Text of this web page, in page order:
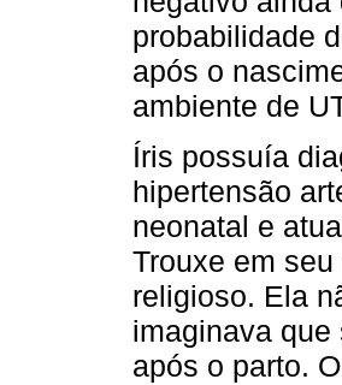
probabilidade
após o
ambiente de
Íris possuía
hipertensão
neonatal e
Trouxe em
religioso. Ela
imaginava que
após o parto.